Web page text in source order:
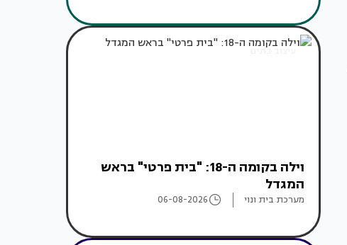
עיצוב בתים
וילה בקומה ה-18: "בית פרטי" בראש
המגדל
מערכת בית ונוי 06-08-2026